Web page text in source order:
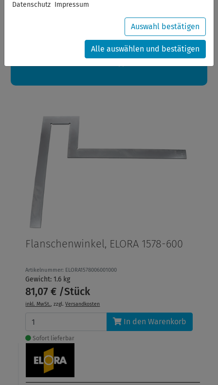
Sehr geehrte Kunden,
Ihre Bestellungen in diesem Zeitraum werden ab dem
24.08.2026 verschickt.
Eine schöne Sommerpause
Flanschenwinkel, ELORA 1578-600
Artikelnummer: ELORA1578006001000
Gewicht: 1.6 kg
81,07 € /Stück
inkl. MwSt., zzgl.Versandkosten
In den Warenkorb
Sofort lieferbar
Datenschutz Impressum
Auswahl bestätigen
Alle auswählen und bestätigen